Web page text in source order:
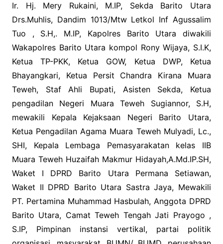
Ir. Hj. Mery Rukaini, M.IP, Sekda Barito Utara
Drs.Muhlis, Dandim 1013/Mtw Letkol Inf Agussalim
Tuo , S.H,. M.IP, Kapolres Barito Utara diwakili
Wakapolres Barito Utara kompol Rony Wijaya, S.I.K,
Ketua TP-PKK, Ketua GOW, Ketua DWP, Ketua
Bhayangkari, Ketua Persit Chandra Kirana Muara
Teweh, Staf Ahli Bupati, Asisten Sekda, Ketua
pengadilan Negeri Muara Teweh Sugiannor, S.H,
mewakili Kepala Kejaksaan Negeri Barito Utara,
Ketua Pengadilan Agama Muara Teweh Mulyadi, Lc.,
SHI, Kepala Lembaga Pemasyarakatan kelas IIB
Muara Teweh Huzaifah Makmur Hidayah,A.Md.IP.SH,
Waket I DPRD Barito Utara Permana Setiawan,
Waket II DPRD Barito Utara Sastra Jaya, Mewakili
PT. Pertamina Muhammad Hasbulah, Anggota DPRD
Barito Utara, Camat Teweh Tengah Jati Prayogo ,
S.IP, Pimpinan instansi vertikal, partai politik